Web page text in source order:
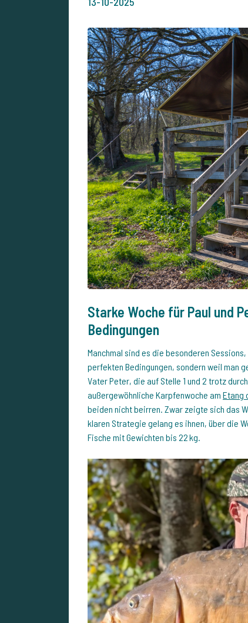
Starke Woche für Paul und
Bedingungen
Manchmal sind es die besonderen
perfekten Bedingungen, sondern weil man
Vater Peter, die auf Stelle 1 und 2 trotz
außergewöhnliche Karpfenwoche am Etang
beiden nicht beirren. Zwar zeigte sich das
klaren Strategie gelang es ihnen, über die
Fische mit Gewichten bis 22 kg.